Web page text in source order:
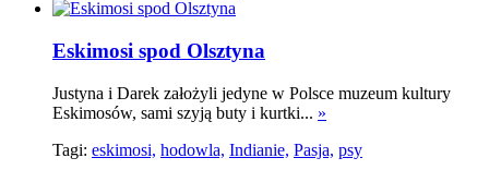
Eskimosi spod Olsztyna
Justyna i Darek założyli jedyne w Polsce muzeum kultury
Eskimosów, sami szyją buty i kurtki... »
Tagi: eskimosi, hodowla, Indianie, Pasja, psy